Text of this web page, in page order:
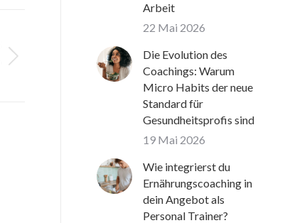
Arbeit
22 Mai 2026
Die Evolution des
Coachings: Warum
Micro Habits der neue
Standard für
Gesundheitsprofis sind
19 Mai 2026
Wie integrierst du
Ernährungscoaching in
dein Angebot als
Personal Trainer?